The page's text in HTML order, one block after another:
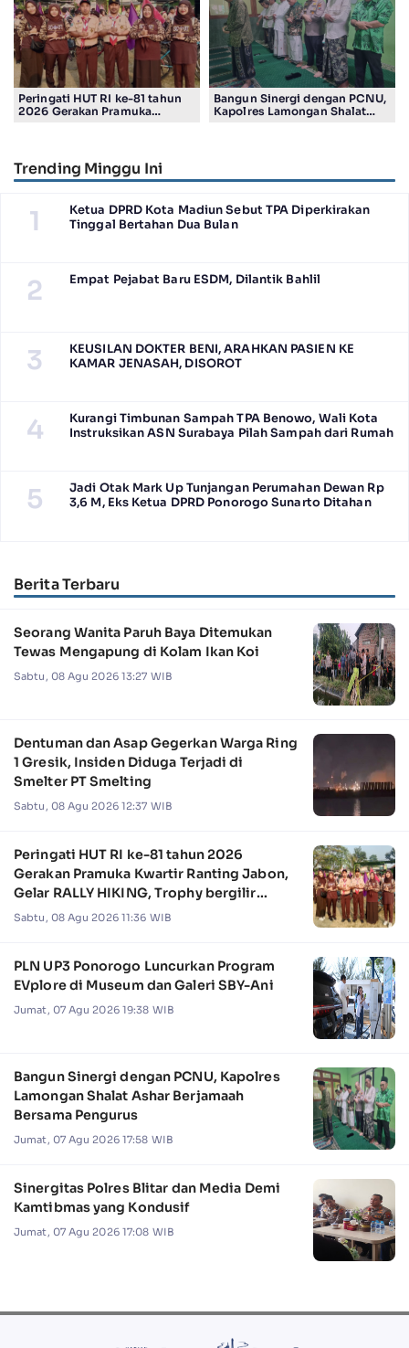
Peringati HUT RI ke-81 tahun
2026 Gerakan Pramuka
Bangun Sinergi dengan PCNU,
Kapolres Lamongan Shalat
Trending Minggu Ini
1
Ketua DPRD Kota Madiun Sebut TPA Diperkirakan
Tinggal Bertahan Dua Bulan
2 Empat Pejabat Baru ESDM, Dilantik Bahlil
3
KEUSILAN DOKTER BENI, ARAHKAN PASIEN KE
KAMAR JENASAH, DISOROT
4
Kurangi Timbunan Sampah TPA Benowo, Wali Kota
Instruksikan ASN Surabaya Pilah Sampah dari Rumah
5
Jadi Otak Mark Up Tunjangan Perumahan Dewan Rp
3,6 M, Eks Ketua DPRD Ponorogo Sunarto Ditahan
Berita Terbaru
Seorang Wanita Paruh Baya Ditemukan
Tewas Mengapung di Kolam Ikan Koi
Sabtu, 08 Agu 2026 13:27 WIB
Dentuman dan Asap Gegerkan Warga Ring
1 Gresik, Insiden Diduga Terjadi di
Smelter PT Smelting
Sabtu, 08 Agu 2026 12:37 WIB
Peringati HUT RI ke-81 tahun 2026
Gerakan Pramuka Kwartir Ranting Jabon,
Gelar RALLY HIKING, Trophy bergilir
Camat Jabon
Sabtu, 08 Agu 2026 11:36 WIB
PLN UP3 Ponorogo Luncurkan Program
EVplore di Museum dan Galeri SBY-Ani
Jumat, 07 Agu 2026 19:38 WIB
Bangun Sinergi dengan PCNU, Kapolres
Lamongan Shalat Ashar Berjamaah
Bersama Pengurus
Jumat, 07 Agu 2026 17:58 WIB
Sinergitas Polres Blitar dan Media Demi
Kamtibmas yang Kondusif
Jumat, 07 Agu 2026 17:08 WIB